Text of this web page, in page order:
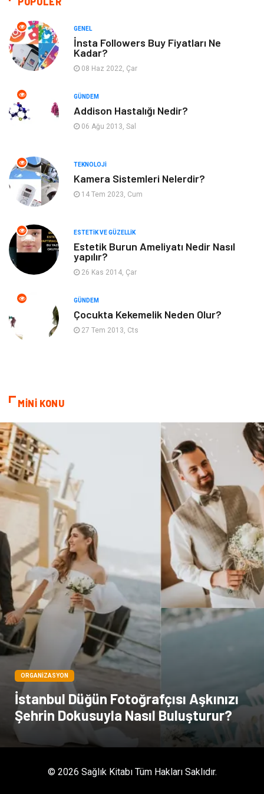
Giyim
Cilt ve Deri Hastalıkları
Organizasyon Hastalıklar
Kadın Hastalıkları Alternatif Tıp
Güzellik
Beslenme
Psikolojik Hastalıklar
Kanser
Bakım Aksesuar
Sağlık Haberleri Blogroll
Spor Malzemeleri Hediyelik Eşya
Kültür Acil ve İlkyardım
GENEL
İnsta Followers Buy Fiyatları Ne
Kadar?
08 Haz 2022, Çar
GÜNDEM
Addison Hastalığı Nedir?
06 Ağu 2013, Sal
TEKNOLOJI
Kamera Sistemleri Nelerdir?
14 Tem 2023, Cum
ESTETIK VE GÜZELLIK
Estetik Burun Ameliyatı Nedir Nasıl
yapılır?
26 Kas 2014, Çar
GÜNDEM
Çocukta Kekemelik Neden Olur?
27 Tem 2013, Cts
MİNİ KONU
ORGANIZASYON
İstanbul Düğün Fotoğrafçısı Aşkınızı
Şehrin Dokusuyla Nasıl Buluşturur?
© 2026 Sağlık Kitabı Tüm Hakları Saklıdır.